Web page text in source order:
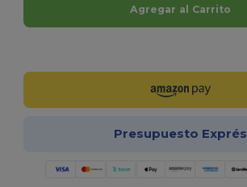
Agregar al Carrito
Presupuesto Exprés